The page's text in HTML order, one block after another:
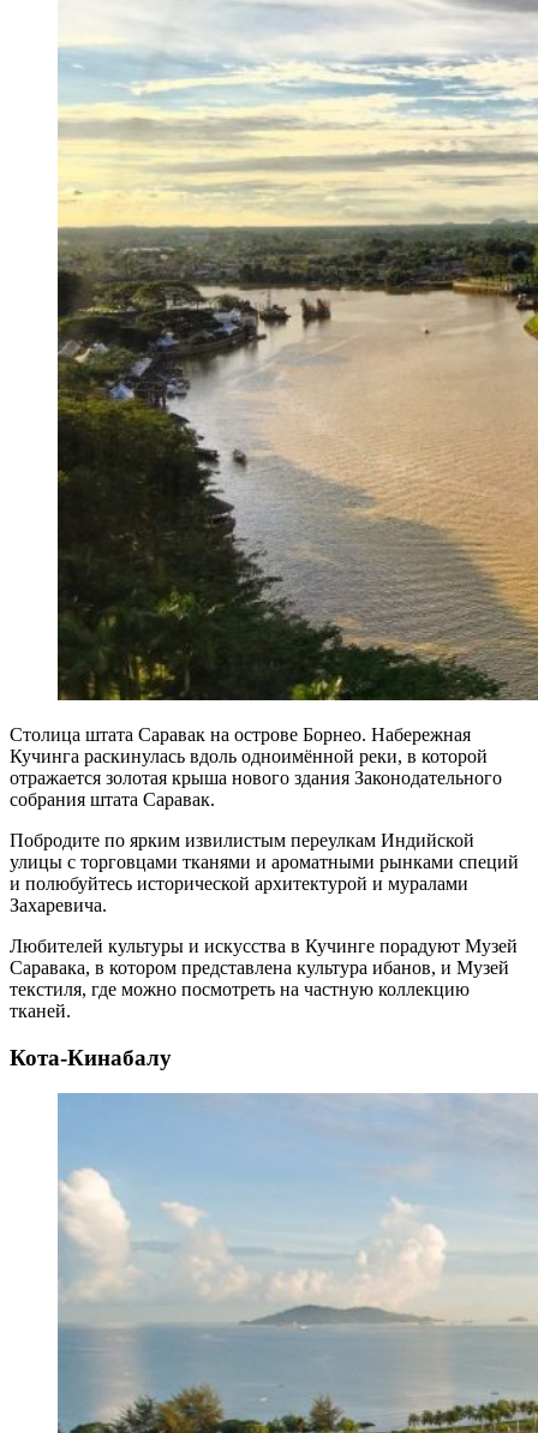
Столица штата Саравак на острове Борнео. Набережная
Кучинга раскинулась вдоль одноимённой реки, в которой
отражается золотая крыша нового здания Законодательного
собрания штата Саравак.
Побродите по ярким извилистым переулкам Индийской
улицы с торговцами тканями и ароматными рынками специй
и полюбуйтесь исторической архитектурой и муралами
Захаревича.
Любителей культуры и искусства в Кучинге порадуют Музей
Саравака, в котором представлена культура ибанов, и Музей
текстиля, где можно посмотреть на частную коллекцию
тканей.
Кота-Кинабалу